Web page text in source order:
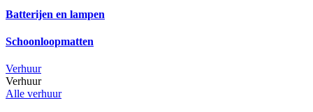
Batterijen en lampen
Schoonloopmatten
Verhuur
Verhuur
Alle verhuur